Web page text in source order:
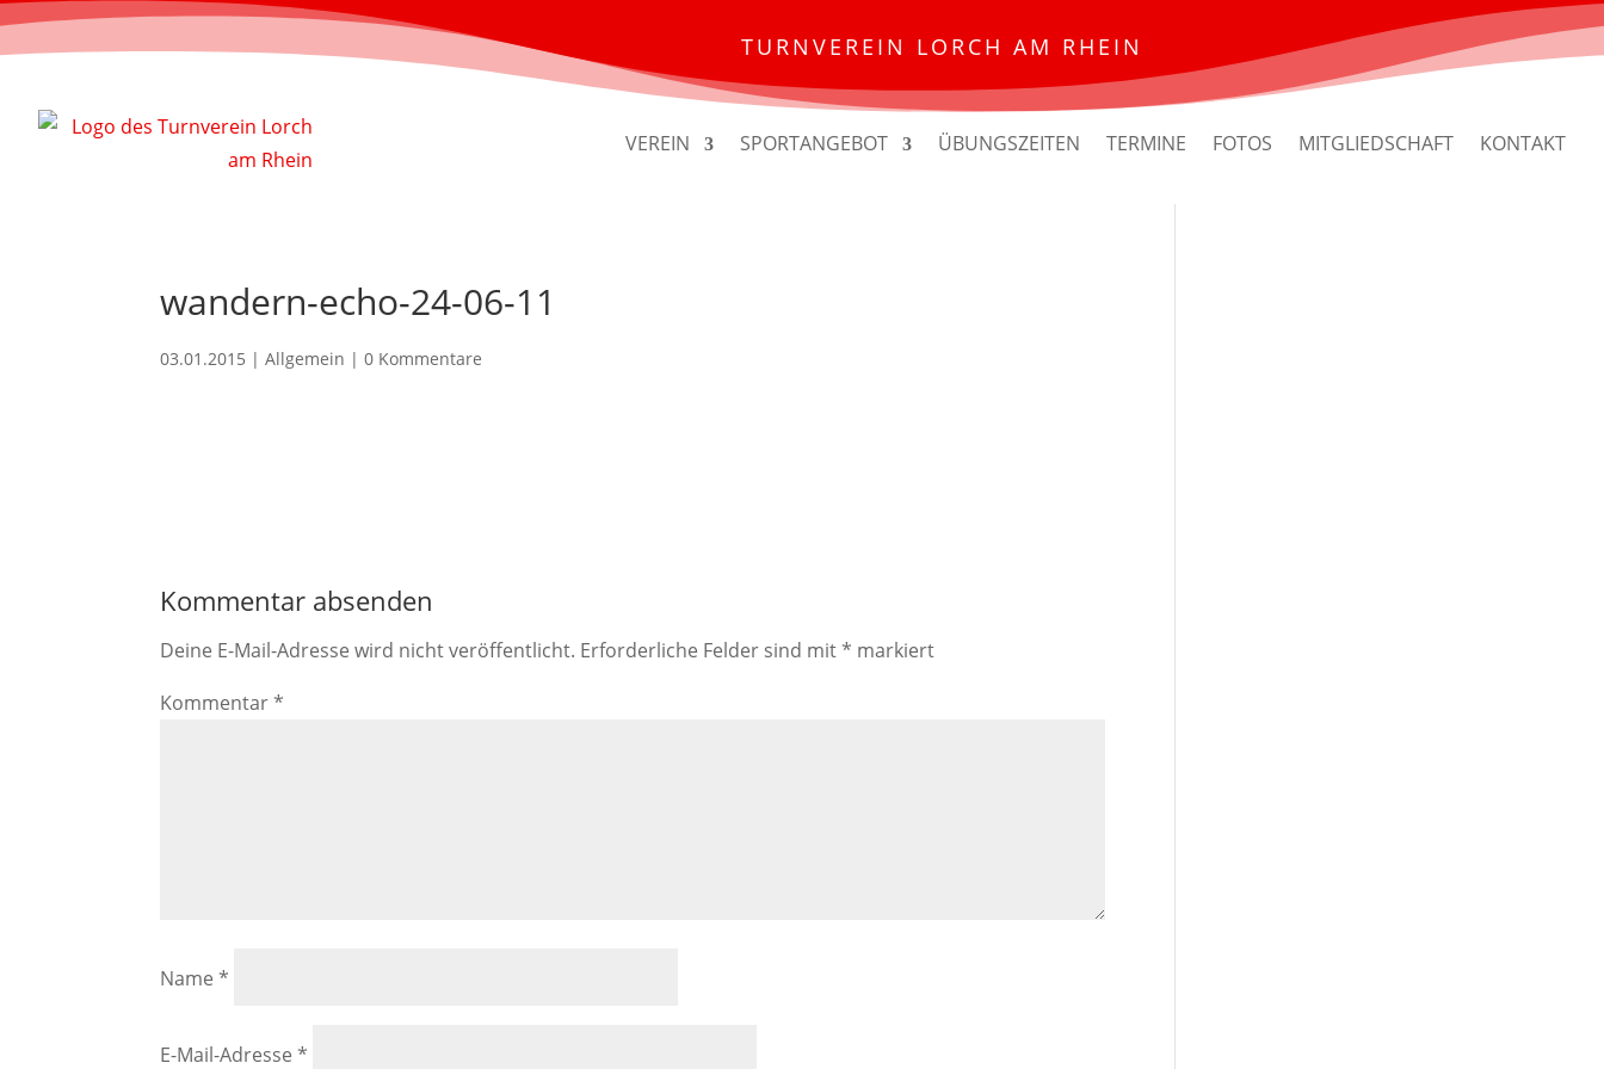
TURNVEREIN LORCH AM RHEIN
VEREIN SPORTANGEBOT ÜBUNGSZEITEN TERMINE FOTOS MITGLIEDSCHAFT KONTAKT
wandern-echo-24-06-11
03.01.2015 | Allgemein |0 Kommentare
Kommentar absenden
Deine E-Mail-Adresse wird nicht veröffentlicht. Erforderliche Felder sind mit* markiert
Kommentar*
Name*
E-Mail-Adresse*